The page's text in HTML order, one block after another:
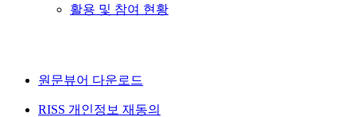
활용 및 참여 현황
원문뷰어 다운로드
RISS 개인정보 재동의